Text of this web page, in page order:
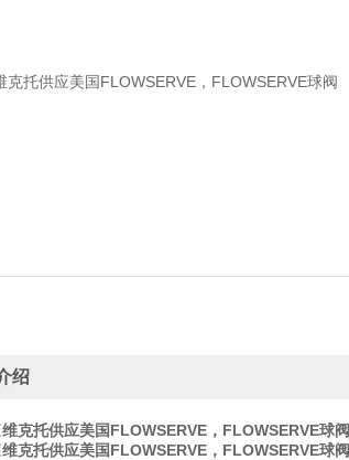
绍
维克托供应美国FLOWSERVE，FLOWSERVE球阀
维克托供应美国FLOWSERVE，FLOWSERVE球阀